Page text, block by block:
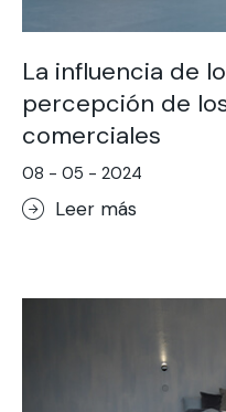
La influencia de
percepción de
comerciales
08 - 05 - 2024
Leer más